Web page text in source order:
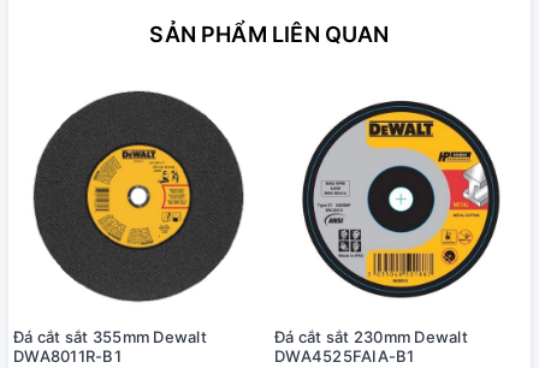
SẢN PHẨM LIÊN QUAN
Đá cắt sắt 355mm Dewalt
DWA8011R-B1
Đá cắt sắt 230mm Dewalt
DWA4525FAIA-B1